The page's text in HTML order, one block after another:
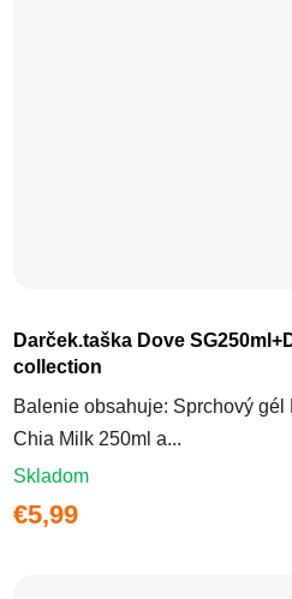
Darček.taška Dove
collection
Balenie obsahuje: Sprchový
Chia Milk 250ml a...
Skladom
€5,99